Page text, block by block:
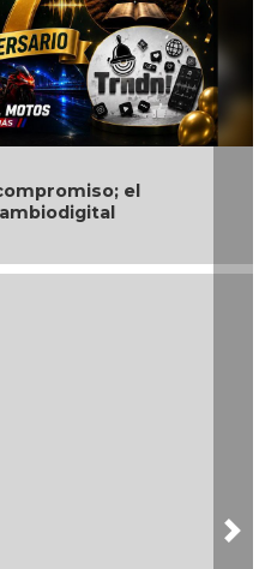
de Ixhuatlán del Sureste